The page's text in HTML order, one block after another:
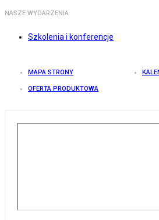
NASZE WYDARZENIA
Szkolenia i konferencje
MAPA STRONY
OFERTA PRODUKTOWA